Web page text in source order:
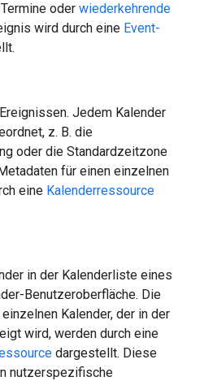
oder wiederkehrende
wird durch eine Event-
Jedem Kalender
z. B. die
oder die Standardzeitzone
für einen einzelnen
eine Kalenderressource
in der Kalenderliste eines
Benutzeroberfläche. Die
Kalender, der in der
wird, werden durch eine
dargestellt. Diese
nutzerspezifische